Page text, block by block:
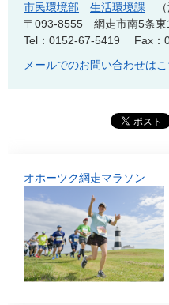
市民環境部 生活環境課
〒093-8555
網走市南5条
Tel：0152-67-5419
Fax：
メールでのお問い合わせはこ
オホーツク網走マラソン